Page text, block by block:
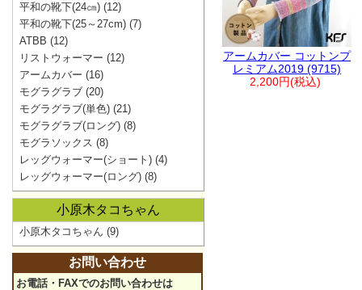
アームカバー コットンプ
レミアム2019 (9715)
2,200円(税込)
平和の靴下(24㎝) (12)
平和の靴下(25～27cm) (7)
ATBB (12)
リストウォーマー (12)
アームカバー (16)
モグラグラブ (20)
モグラグラブ(単色) (21)
モグラグラブ(ロング) (8)
モグラソックス (8)
レッグウォーマー(ショート) (4)
レッグウォーマー(ロング) (8)
小原木タコちゃん
小原木タコちゃん (9)
お問い合わせ
お電話・FAXでのお問い合わせは